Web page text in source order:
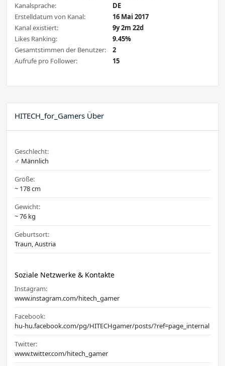
Kanalsprache:
DE
Erstelldatum von Kanal:
16 Mai 2017
Kanal existiert:
9y 2m 22d
Likes Ranking:
9.45%
Gesamtstimmen der Benutzer:
2
Aufrufe pro Follower:
15
HITECH_for_Gamers Über
Geschlecht:
♂️ Männlich
Größe:
~ 178 cm
Gewicht:
~ 76 kg
Geburtsort:
Traun, Austria
Soziale Netzwerke & Kontakte
Instagram:
www.instagram.com/hitech_gamer
Facebook:
hu-hu.facebook.com/pg/HITECHgamer/posts/?ref=page_internal
Twitter:
www.twitter.com/hitech_gamer